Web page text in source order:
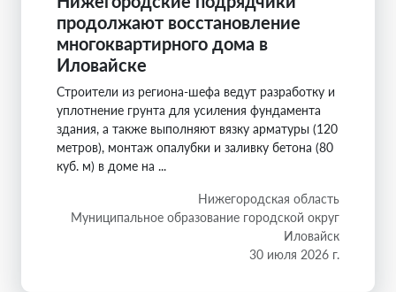
продолжают восстановление
многоквартирного дома в
Иловайске
Строители из региона-шефа ведут разработку и
уплотнение грунта для усиления фундамента
здания, а также выполняют вязку арматуры (120
метров), монтаж опалубки и заливку бетона (80
куб. м) в доме на ...
Нижегородская область
Муниципальное образование городской округ
Иловайск
30 июля 2026 г.